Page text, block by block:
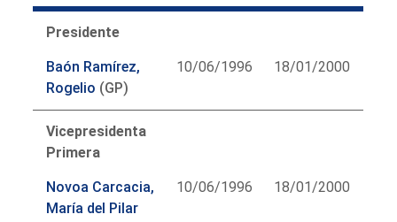
Presidente
Baón Ramírez,
Rogelio (GP)
10/06/1996 18/01/2000
Vicepresidenta
Primera
Novoa Carcacia,
María del Pilar
10/06/1996 18/01/2000